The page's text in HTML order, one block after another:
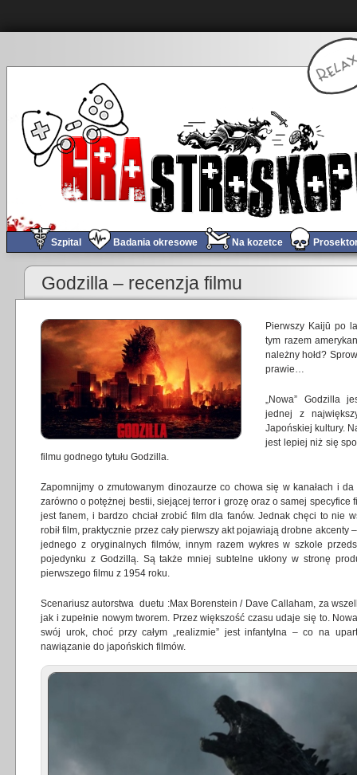
Szpital Badania okresowe Na kozetce
Obchód tygodnia #116
Godzilla – recenzja filmu
Pierwszy Kaijū po
tym razem
należny hołd?
prawie…
„Nowa” Godzilla
jednej z
Japońskiej kultury.
jest lepiej niż się
filmu godnego tytułu Godzilla.
Zapomnijmy o zmutowanym dinozaurze co chowa się w kanałach i
zarówno o potężnej bestii, siejącej terror i grozę oraz o samej specyfice
jest fanem, i bardzo chciał zrobić film dla fanów. Jednak chęci to nie
robił film, praktycznie przez cały pierwszy akt pojawiają drobne akcenty
jednego z oryginalnych filmów, innym razem wykres w szkole
pojedynku z Godzillą. Są także mniej subtelne ukłony w stronę
pierwszego filmu z 1954 roku.
Scenariusz autorstwa duetu :Max Borenstein / Dave Callaham, za
jak i zupełnie nowym tworem. Przez większość czasu udaje się to.
swój urok, choć przy całym „realizmie” jest infantylna – co na
nawiązanie do japońskich filmów.